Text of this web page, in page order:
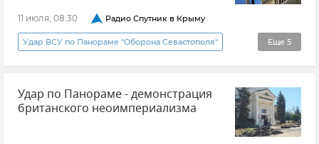
11 июля, 08:30 Радио Спутник в Крыму
Еще 5
Удар ВСУ по Панораме "Оборона Севастополя"
Радио "Спутник в Крыму" Сергей Горбачев
Великобритания Россия
Удар по Панораме - демонстрация
британского неоимпериализма